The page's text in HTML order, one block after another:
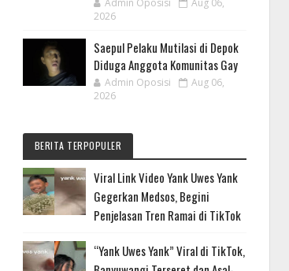
Admin Oposisi
Aug 06,
2026
Saepul Pelaku Mutilasi di Depok
Diduga Anggota Komunitas Gay
Admin Oposisi
Aug 06,
2026
BERITA TERPOPULER
Viral Link Video Yank Uwes Yank
Gegerkan Medsos, Begini
Penjelasan Tren Ramai di TikTok
“Yank Uwes Yank” Viral di TikTok,